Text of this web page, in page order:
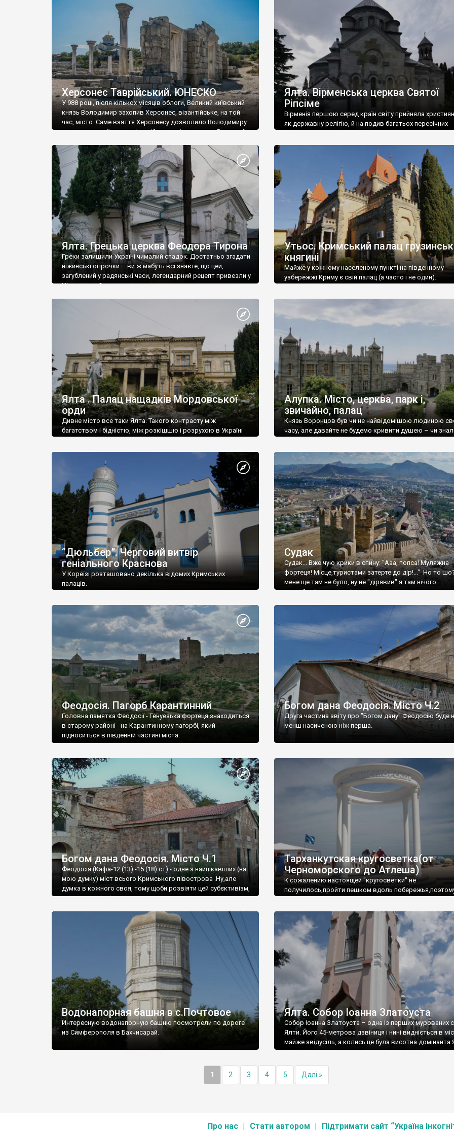
візантійської доби. Раритети викрадені з фондів об’єкту
культурної спадщини ЮНЕСКО «Херсонеса Таврійського».
Офіційно – на виставку «Золото Візантії», але експерти та
влада в Україні вважають це лише […]
називаються «повстяками» (postaki)…” “Вино. Крим
виробляє відмінне вино і його вдосталь: воно все
легке біле і дуже […]
Херсонес Таврійський. ЮНЕСКО
У 988 році, після кількох місяців облоги, Великий київський
князь Володимир захопив Херсонес, візантійське, на той
час, місто. Саме взяття Херсонесу дозволило Володимиру
диктувати свої умови візантійському імператору Василю ІІ,
Херсонесі Володимир-язичник, став Василем-
християнином. А потім було Хрещення Русі. На честь
Херсонесу Таврійського названо місто […]
Ялта. Вірменська церква Святої
Ріпсіме
Вірменія першою серед країн світу прийняла
як державну релігію, й на подив багатьох пересічних
Ялта. Грецька церква Феодора Тирона
Греки залишили Україні чималий спадок. Достатньо згадати
ніжинські огірочки – ви ж мабуть всі знаєте, що цей,
загублений у радянські часи, легендарний рецепт привезли у
Ніжин греки?
Утьос. Кримський палац
княгині
Майже у кожному населеному пункті на південному
узбережжі Криму є свій палац (а часто і не один).
Ялта . Палац нащадків Мордовської
орди
Дивне місто все таки Ялта. Такого контрасту між
багатством і бідністю, між розкішшю і розрухою в Україні
Алупка. Місто, церква, парк і,
звичайно, палац
Князь Воронцов був чи не найвідомішою людиною
часу, але давайте не будемо кривити душею – чи
“Дюльбер”. Черговий витвір
геніального Краснова
У Кореїзі розташовано декілька відомих Кримських
палаців.
Судак
Судак... Вже чую крики в спину: "Ааа, попса! Муляжна
фортеця! Місце,туристами затерте до дір!..." Но то
мене ще там не було, ну не "дірявив" я там нічого...
принаймні до цього літа.
Феодосія. Пагорб Карантинний
Головна памятка Феодосії - Генуезька фортеця знаходиться
в старому районі - на Карантинному пагорбі, який
підноситься в південній частині міста.
Богом дана Феодосія. Місто Ч.2
Друга частина звіту про "Богом дану" Феодосію буде
менш насиченою ніж перша.
Богом дана Феодосія. Місто Ч.1
Феодосія (Кафа-12 (13) -15 (18) ст) - одне з найцікавіших (на
мою думку) міст всього Кримського півострова .Ну,але
думка в кожного своя, тому щоби розвіяти цей субєктивізм,
запрошую відвідати це
Тарханкутская кругосветка(от
Черноморского до Атлеша)
К сожалению настоящей "кругосветки" не
получилось,пройти пешком вдоль
Водонапорная башня в с.Почтовое
Интересную водонапорную башню посмотрели по дороге
из Симферополя в Бахчисарай.
Ялта. Собор Іоанна Златоуста
Собор Іоанна Златоуста – одна із перших мурованих
Ялти. Його 45-метрова дзвіниця і нині видніється в
майже звідусіль, а колись це була висотна домінанта
1 2 3 4 5 Далі »
Про нас Стати автором Підтримати сайт “Україна